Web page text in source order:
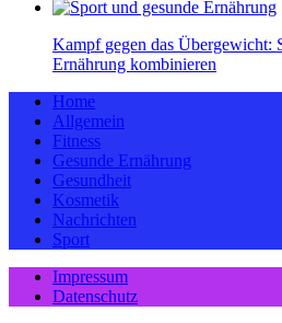
Kampf gegen das Übergewicht:
Ernährung kombinieren
Home
Allgemein
Fitness
Gesunde Ernährung
Gesundheit
Kosmetik
Nachrichten
Sport
Impressum
Datenschutz